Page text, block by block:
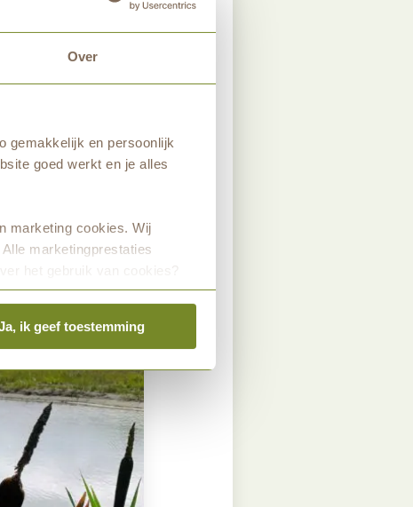
Over
gemakkelijk en persoonlijk
goed werkt en je alles
marketing cookies. Wij
marketingprestaties
het gebruik van cookies?
ik geef toestemming